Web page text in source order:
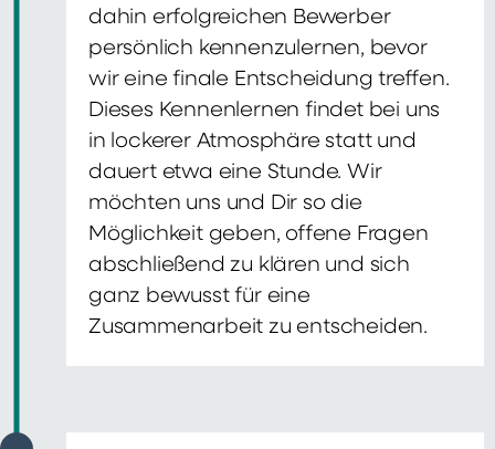
dahin erfolgreichen Bewerber
persönlich kennenzulernen, bevor
wir eine finale Entscheidung treffen.
Dieses Kennenlernen findet bei uns
in lockerer Atmosphäre statt und
dauert etwa eine Stunde. Wir
möchten uns und Dir so die
Möglichkeit geben, offene Fragen
abschließend zu klären und sich
ganz bewusst für eine
Zusammenarbeit zu entscheiden.